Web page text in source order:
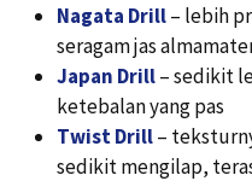
Nagata Drill– lebih
seragam jas
Japan Drill– sedikit
ketebalan yang pas
Twist Drill–
sedikit mengilap,